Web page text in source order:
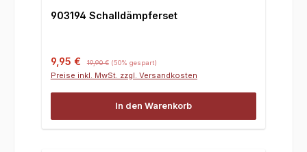
903194 Schalldämpferset
Verkaufspreis:
9,95 € 19,90 € (50% gespart)
Preise inkl. MwSt. zzgl. Versandkosten
In den Warenkorb